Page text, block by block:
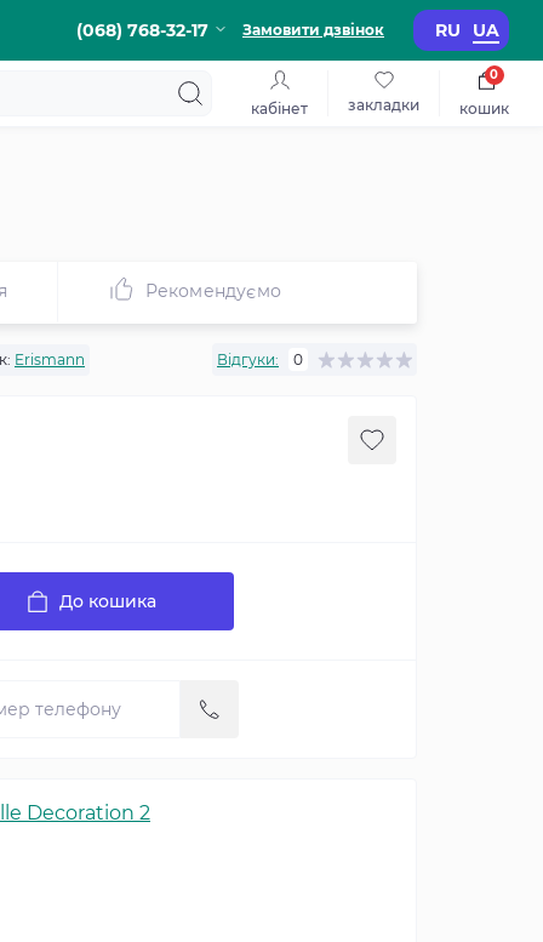
(068) 768-32-17 Замовити дзвінок RU UA
кабінет закладки кошик
0
Рекомендуємо
Erismann Відгуки: 0
До кошика
Decoration 2